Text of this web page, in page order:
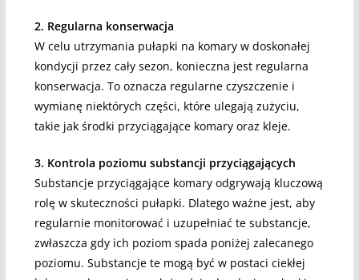
2. Regularna konserwacja
W celu utrzymania pułapki na komary w doskonałej
kondycji przez cały sezon, konieczna jest regularna
konserwacja. To oznacza regularne czyszczenie i
wymianę niektórych części, które ulegają zużyciu,
takie jak środki przyciągające komary oraz kleje.
3. Kontrola poziomu substancji przyciągających
Substancje przyciągające komary odgrywają kluczową
rolę w skuteczności pułapki. Dlatego ważne jest, aby
regularnie monitorować i uzupełniać te substancje,
zwłaszcza gdy ich poziom spada poniżej zalecanego
poziomu. Substancje te mogą być w postaci ciekłej